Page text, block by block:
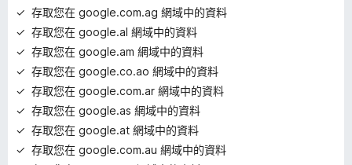
存取您在 google.com.ag 網域中的資料
存取您在 google.al 網域中的資料
存取您在 google.am 網域中的資料
存取您在 google.co.ao 網域中的資料
存取您在 google.com.ar 網域中的資料
存取您在 google.as 網域中的資料
存取您在 google.at 網域中的資料
存取您在 google.com.au 網域中的資料